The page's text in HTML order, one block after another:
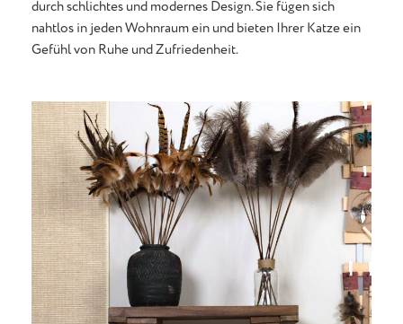
durch schlichtes und modernes Design. Sie fügen sich
nahtlos in jeden Wohnraum ein und bieten Ihrer Katze ein
Gefühl von Ruhe und Zufriedenheit.